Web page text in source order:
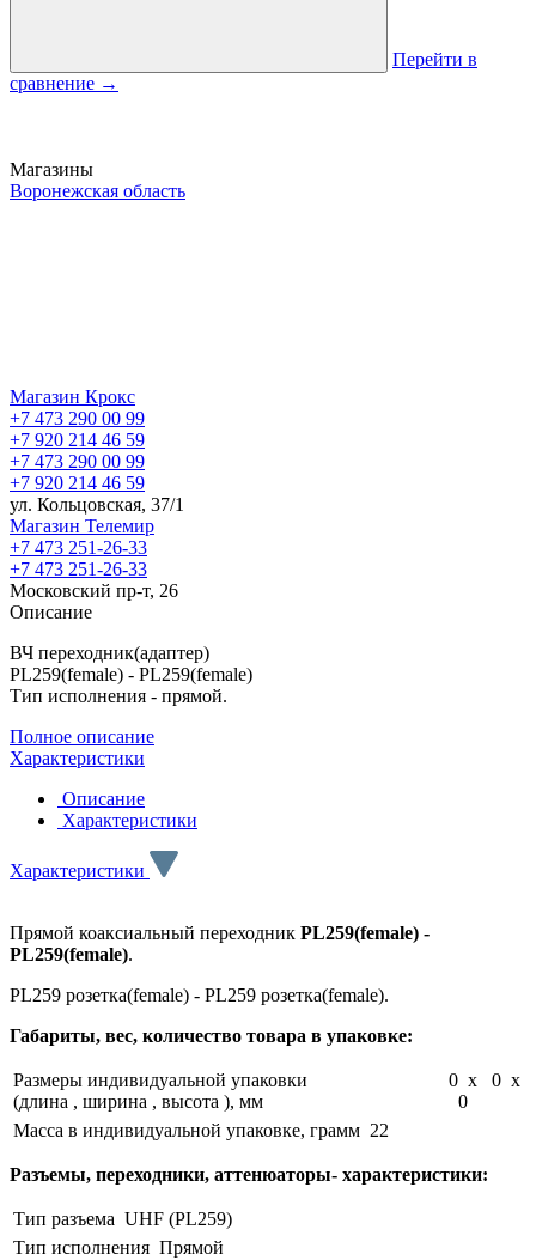
Перейти в
сравнение →
Магазины
Воронежская область
Магазин Крокс
+7 473 290 00 99
+7 920 214 46 59
+7 473 290 00 99
+7 920 214 46 59
ул. Кольцовская, 37/1
Магазин Телемир
+7 473 251-26-33
+7 473 251-26-33
Московский пр-т, 26
Описание
ВЧ переходник(адаптер)
PL259(female) - PL259(female)
Тип исполнения - прямой.
Полное описание
Характеристики
Описание
Характеристики
Характеристики
Прямой коаксиальный переходник PL259(female) -
PL259(female).
PL259 розетка(female) - PL259 розетка(female).
Габариты, вес, количество товара в упаковке:
Размеры индивидуальной упаковки
(длина , ширина , высота ), мм
0 x 0 x
0
Масса в индивидуальной упаковке, грамм 22
Разъемы, переходники, аттенюаторы- характеристики:
Тип разъема UHF (PL259)
Тип исполнения Прямой